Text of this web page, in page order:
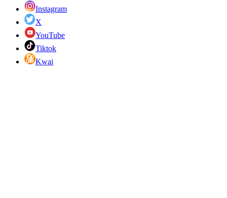
Instagram
X
YouTube
Tiktok
Kwai